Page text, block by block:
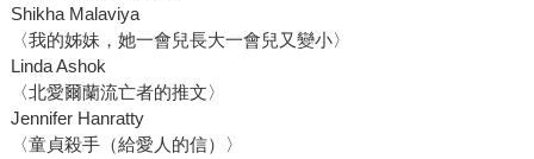
Shikha Malaviya
〈我的姊妹，她一會兒長大一會兒又變小〉
Linda Ashok
〈北愛爾蘭流亡者的推文〉
Jennifer Hanratty
〈童貞殺手（給愛人的信）〉